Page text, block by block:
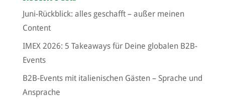
Juni-Rückblick: alles geschafft – außer meinen
Content
IMEX 2026: 5 Takeaways für Deine globalen B2B-
Events
B2B-Events mit italienischen Gästen – Sprache und
Ansprache